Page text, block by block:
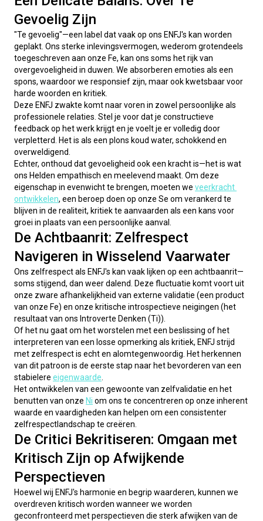
Gevoelig Zijn
"Te gevoelig"—een label dat vaak op ons ENFJ's kan worden
geplakt. Ons sterke inlevingsvermogen, wederom grotendeels
toegeschreven aan onze Fe, kan ons soms het rijk van
overgevoeligheid in duwen. We absorberen emoties als een
spons, waardoor we responsief zijn, maar ook kwetsbaar voor
harde woorden en kritiek.
Deze ENFJ zwakte komt naar voren in zowel persoonlijke als
professionele relaties. Stel je voor dat je constructieve
feedback op het werk krijgt en je voelt je er volledig door
verpletterd. Het is als een plons koud water, schokkend en
overweldigend.
Echter, onthoud dat gevoeligheid ook een kracht is—het is wat
ons Helden empathisch en meelevend maakt. Om deze
eigenschap in evenwicht te brengen, moeten we veerkracht
ontwikkelen, een beroep doen op onze Se om verankerd te
blijven in de realiteit, kritiek te aanvaarden als een kans voor
groei in plaats van een persoonlijke aanval.
De Achtbaanrit: Zelfrespect
Navigeren in Wisselend Vaarwater
Ons zelfrespect als ENFJ's kan vaak lijken op een achtbaanrit—
soms stijgend, dan weer dalend. Deze fluctuatie komt voort uit
onze zware afhankelijkheid van externe validatie (een product
van onze Fe) en onze kritische introspectieve neigingen (het
resultaat van ons Introverte Denken (Ti)).
Of het nu gaat om het worstelen met een beslissing of het
interpreteren van een losse opmerking als kritiek, ENFJ strijd
met zelfrespect is echt en alomtegenwoordig. Het herkennen
van dit patroon is de eerste stap naar het bevorderen van een
stabielere eigenwaarde
Het ontwikkelen van een gewoonte van zelfvalidatie en het
benutten van onze Ni om ons te concentreren op onze inherent
waarde en vaardigheden kan helpen om een consistenter
zelfrespectlandschap te creëren.
De Critici Bekritiseren: Omgaan met
Kritisch Zijn op Afwijkende
Perspectieven
Hoewel wij ENFJ's harmonie en begrip waarderen, kunnen we
overdreven kritisch worden wanneer we worden
geconfronteerd met perspectieven die sterk afwijken van de